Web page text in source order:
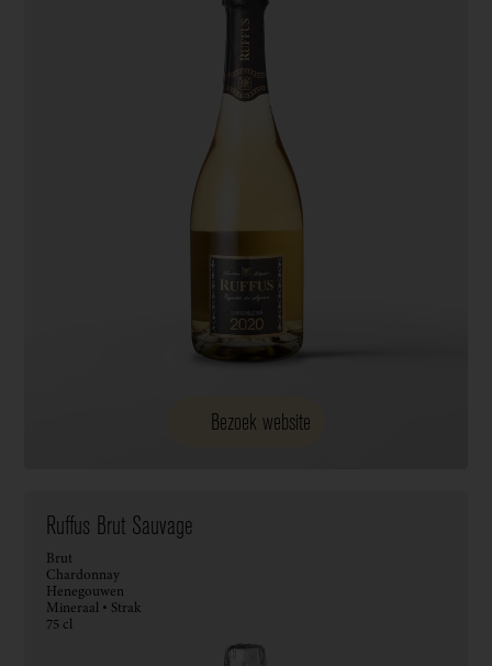
Bezoek website
Ruffus Brut Sauvage
Brut
Chardonnay
Henegouwen
Mineraal • Strak
75 cl